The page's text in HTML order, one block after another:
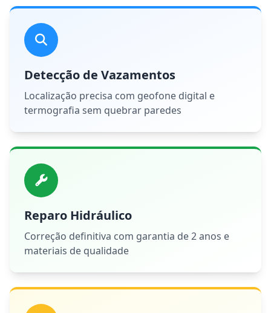
Detecção de Vazamentos
Localização precisa com geofone digital e
termografia sem quebrar paredes
Reparo Hidráulico
Correção definitiva com garantia de 2 anos e
materiais de qualidade